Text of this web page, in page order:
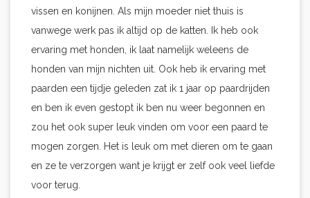
vissen en konijnen. Als mijn moeder niet thuis is
vanwege werk pas ik altijd op de katten. Ik heb ook
ervaring met honden, ik laat namelijk weleens de
honden van mijn nichten uit. Ook heb ik ervaring met
paarden een tijdje geleden zat ik 1 jaar op paardrijden
en ben ik even gestopt ik ben nu weer begonnen en
zou het ook super leuk vinden om voor een paard te
mogen zorgen. Het is leuk om met dieren om te gaan
en ze te verzorgen want je krijgt er zelf ook veel liefde
voor terug.